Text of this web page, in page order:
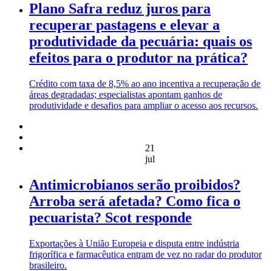
Plano Safra reduz juros para
recuperar pastagens e elevar a
produtividade da pecuária: quais os
efeitos para o produtor na prática?
Crédito com taxa de 8,5% ao ano incentiva a recuperação de
áreas degradadas; especialistas apontam ganhos de
produtividade e desafios para ampliar o acesso aos recursos.
21
jul
Antimicrobianos serão proibidos?
Arroba será afetada? Como fica o
pecuarista? Scot responde
Exportações à União Europeia e disputa entre indústria
frigorífica e farmacêutica entram de vez no radar do produtor
brasileiro.